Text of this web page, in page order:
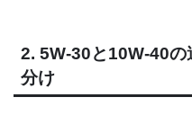
2. 5W-30と10W-40
分け